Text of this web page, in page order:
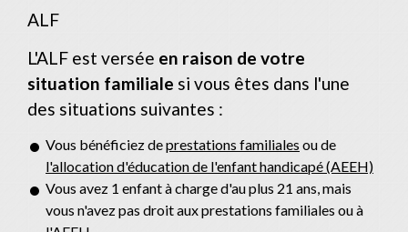
ALF
L'ALF est versée en raison de votre
situation familiale si vous êtes dans l'une
des situations suivantes :
Vous bénéficiez deprestations familiales ou de
l'allocation d'éducation de l'enfant handicapé (AEEH)
Vous avez 1 enfant à charge d'au plus 21 ans, mais
vous n'avez pas droit aux prestations familiales ou à